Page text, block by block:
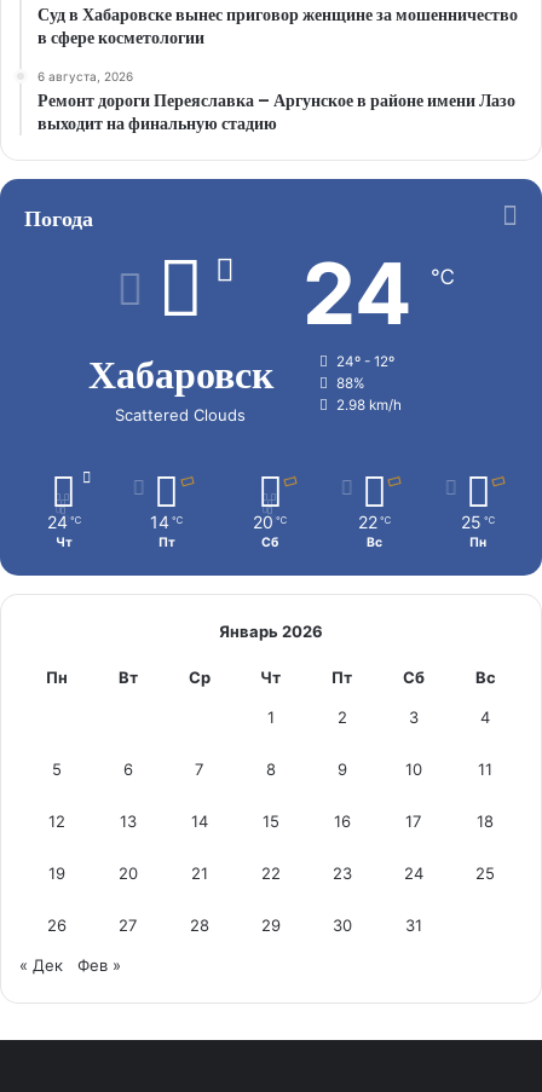
Суд в Хабаровске вынес приговор женщине за мошенничество
в сфере косметологии
6 августа, 2026
Ремонт дороги Переяславка – Аргунское в районе имени Лазо
выходит на финальную стадию
Погода
Хабаровск
Scattered Clouds
24 ℃
24º - 12º
88%
2.98 km/h
24 ℃
Чт
14 ℃
Пт
20 ℃
Сб
22 ℃
Вс
25 ℃
Пн
Январь 2026
Пн Вт Ср Чт Пт Сб Вс
1 2 3 4
5 6 7 8 9 10 11
12 13 14 15 16 17 18
19 20 21 22 23 24 25
26 27 28 29 30 31
« Дек Фев »